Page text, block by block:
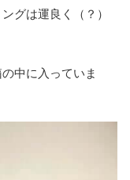
グは運良く（？）
中に入っていま